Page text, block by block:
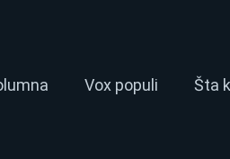
Vox populi Šta